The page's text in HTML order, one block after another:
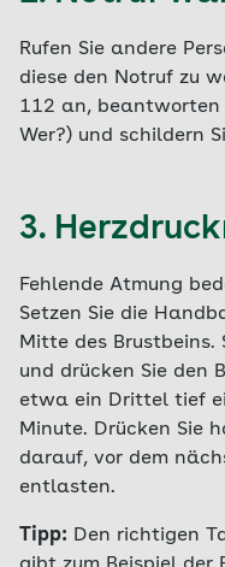
Rufen Sie andere
diese den Notruf zu
112 an, beantworten
Wer?) und schildern
3.
Fehlende Atmung
Setzen Sie die
Mitte des Brustbeins.
und drücken Sie den
etwa ein Drittel tief
Minute. Drücken Sie
darauf, vor dem
entlasten.
Tipp: Den richtigen